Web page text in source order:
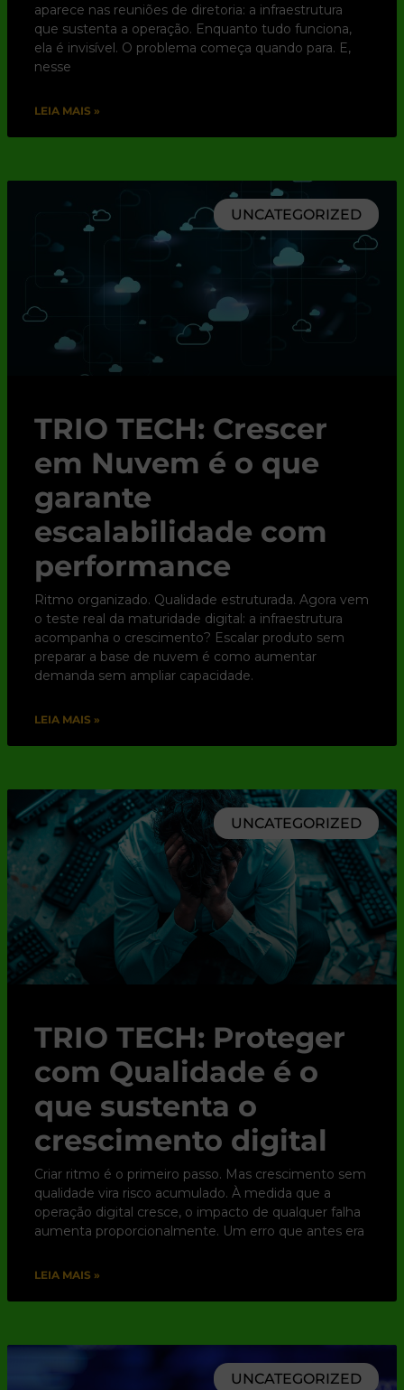
aparece nas reuniões de diretoria: a infraestrutura
que sustenta a operação. Enquanto tudo funciona,
ela é invisível. O problema começa quando para. E,
nesse
LEIA MAIS »
UNCATEGORIZED
TRIO TECH: Crescer
em Nuvem é o que
garante
escalabilidade com
performance
Ritmo organizado. Qualidade estruturada. Agora vem
o teste real da maturidade digital: a infraestrutura
acompanha o crescimento? Escalar produto sem
preparar a base de nuvem é como aumentar
demanda sem ampliar capacidade.
LEIA MAIS »
UNCATEGORIZED
TRIO TECH: Proteger
com Qualidade é o
que sustenta o
crescimento digital
Criar ritmo é o primeiro passo. Mas crescimento sem
qualidade vira risco acumulado. À medida que a
operação digital cresce, o impacto de qualquer falha
aumenta proporcionalmente. Um erro que antes era
LEIA MAIS »
UNCATEGORIZED